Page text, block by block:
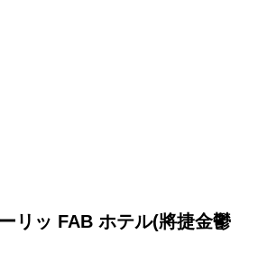
リッ FAB ホテル(將捷金鬱